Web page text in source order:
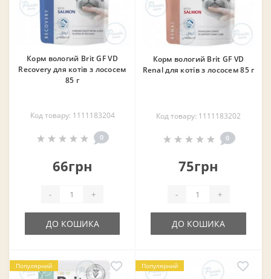
Корм вологий Brit GF VD
Recovery для котів з лососем
85 г
Код товару: 1111183204
0
66грн
- +
ДО КОШИКА
Корм вологий Brit GF VD
Renal для котів з лососем 85 г
Код товару: 1111183202
0
75грн
- +
ДО КОШИКА
Популярний Популярний